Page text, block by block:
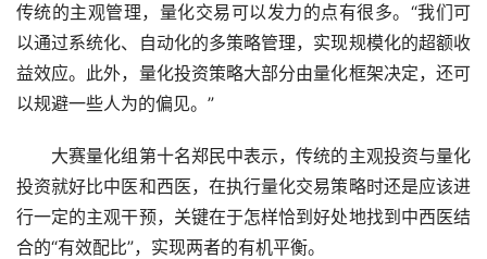
传统的主观管理，量化交易可以发力的点有很多。“我们可
以通过系统化、自动化的多策略管理，实现规模化的超额收
益效应。此外，量化投资策略大部分由量化框架决定，还可
以规避一些人为的偏见。”
大赛量化组第十名郑民中表示，传统的主观投资与量化
投资就好比中医和西医，在执行量化交易策略时还是应该进
行一定的主观干预，关键在于怎样恰到好处地找到中西医结
合的“有效配比”，实现两者的有机平衡。